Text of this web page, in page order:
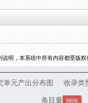
说明，本系统中所有内容都受版权
单元产出分布图 收录类
条目量 9806